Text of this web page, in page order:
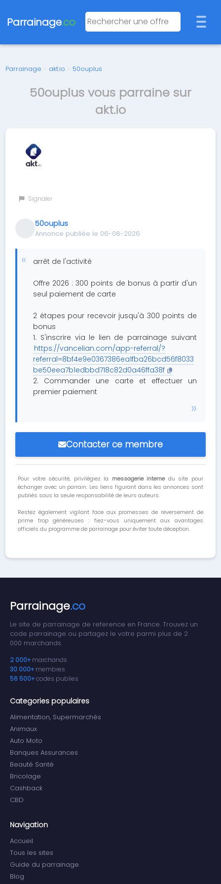
Parrainage.co
Parrainage › akt.io › 50ouplus
50ouplus vous parraine sur
akt.io
Signaler
50ouplus
Annonce publiée le 06-08-2026
arrêt de l'activité
Offre 2026 : 300 points de bonus à partir d'un
seul paiement de carte
2 étapes pour recevoir jusqu'à 300 points de
bonus
1. S'inscrire via le lien de parrainage suivant
https://vancelian.com/app-referral/?
referral=8bf4e9e0367386ea1fba26bcd56f8033
be50eea7b1edbbd718c82d0a46ffa38f
2. Commander une carte et effectuer un
premier paiement
Contacter ce membre
Pour votre sécurité, privilégiez la messagerie internedu site pour
échanger avec un parrain. Les liens figurant dans les annonces sont
publiés sous la seule responsabilité de leurs auteurs.
Restez également vigilant face aux promesses de reversement de
prime trop généreuses : fiez-vous uniquement aux avantages
officiels du programme de parrainage pour éviter toute déception.
Parrainage.co
Le site de parrainage de reference en France. Trouvez un
code parrainage ou partagez le votre parmi plus de 2
000 marchands.
2 000+ marchands
30 000+ membres
56 500+codes publies
Categories populaires
Alimentation, Supermarchés
Animaux
Auto Moto
Banques Assurances
Beauté Santé
Bricolage
Cashback
CBD
Navigation
Accueil
Tous les sites
Guide du parrainage
Blog